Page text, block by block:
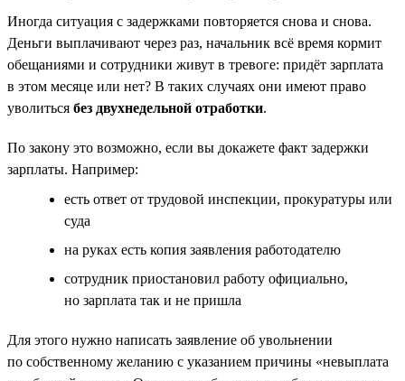
Иногда ситуация с задержками повторяется снова и снова.
Деньги выплачивают через раз, начальник всё время кормит
обещаниями и сотрудники живут в тревоге: придёт зарплата
в этом месяце или нет? В таких случаях они имеют право
уволиться без двухнедельной отработки.
По закону это возможно, если вы докажете факт задержки
зарплаты. Например:
есть ответ от трудовой инспекции, прокуратуры или
суда
на руках есть копия заявления работодателю
сотрудник приостановил работу официально,
но зарплата так и не пришла
Для этого нужно написать заявление об увольнении
по собственному желанию с указанием причины «невыплата